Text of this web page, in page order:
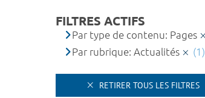
FILTRES ACTIFS
Par type de contenu: Pages
Par rubrique: Actualités
(1)
RETIRER TOUS LES FILTRES